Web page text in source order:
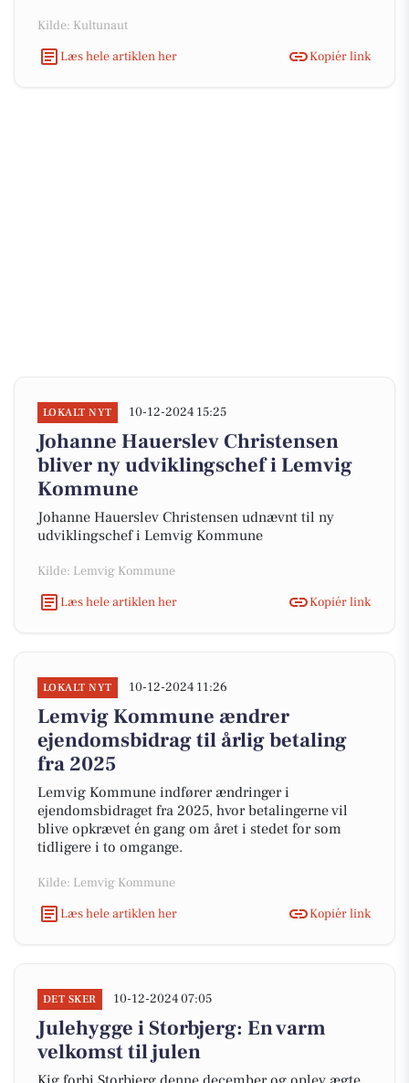
Kilde: Kultunaut
Læs hele artiklen her
Kopiér link
LOKALT NYT 10-12-2024 15:25
Johanne Hauerslev Christensen
bliver ny udviklingschef i Lemvig
Kommune
Johanne Hauerslev Christensen udnævnt til ny
udviklingschef i Lemvig Kommune
Kilde: Lemvig Kommune
Læs hele artiklen her
Kopiér link
LOKALT NYT 10-12-2024 11:26
Lemvig Kommune ændrer
ejendomsbidrag til årlig betaling
fra 2025
Lemvig Kommune indfører ændringer i
ejendomsbidraget fra 2025, hvor betalingerne vil
blive opkrævet én gang om året i stedet for som
tidligere i to omgange.
Kilde: Lemvig Kommune
Læs hele artiklen her
Kopiér link
DET SKER 10-12-2024 07:05
Julehygge i Storbjerg: En varm
velkomst til julen